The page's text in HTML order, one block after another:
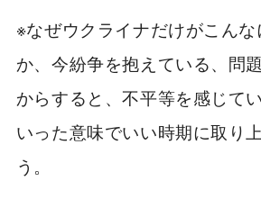
※なぜウクライナだけがこん
か、今紛争を抱えている、問
からすると、不平等を感じて
いった意味でいい時期に取り
う。